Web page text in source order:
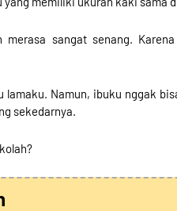
sangat senang. Karena
Namun, ibuku nggak
sekedarnya.